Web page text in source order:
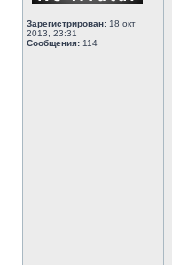
Зарегистрирован: 18 окт
2013, 23:31
Сообщения: 114